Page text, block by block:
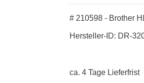
# 210598 - Brother
Hersteller-ID: DR-
ca. 4 Tage Lieferfrist